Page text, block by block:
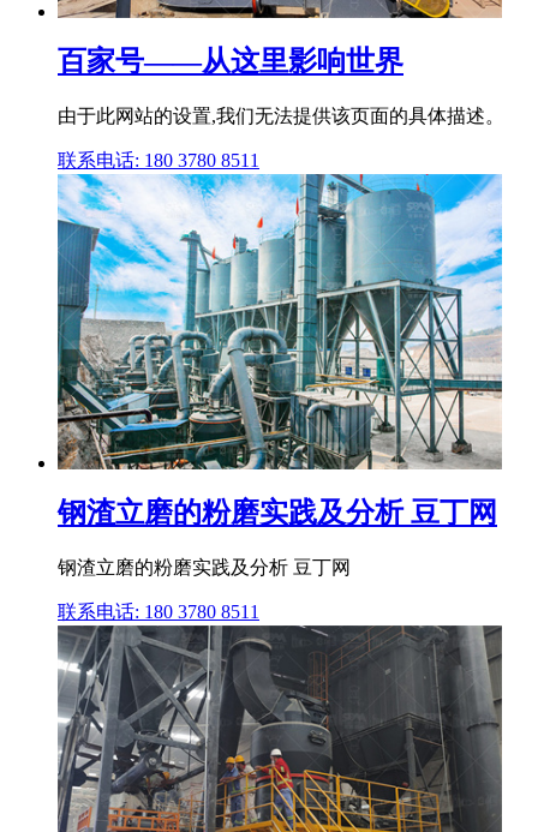
百家号——从这里影响世界
由于此网站的设置,我们无法提供该页面的具体描述。
联系电话: 180 3780 8511
钢渣立磨的粉磨实践及分析 豆丁网
钢渣立磨的粉磨实践及分析 豆丁网
联系电话: 180 3780 8511